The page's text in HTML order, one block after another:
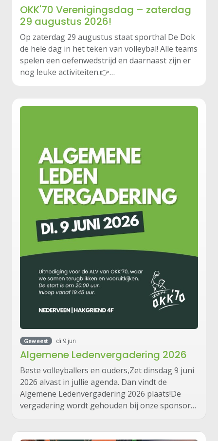
OKK'70 Verenigingsdag – zaterdag
29 augustus 2026!
Op zaterdag 29 augustus staat sporthal De Dok
de hele dag in het teken van volleybal! Alle teams
spelen een oefenwedstrijd en daarnaast zijn er
nog leuke activiteiten.👉…
Geweest di 9 jun
Algemene Ledenvergadering 2026
Beste volleyballers en ouders,Zet dinsdag 9 juni
2026 alvast in jullie agenda. Dan vindt de
Algemene Ledenvergadering 2026 plaats!De
vergadering wordt gehouden bij onze sponsor…